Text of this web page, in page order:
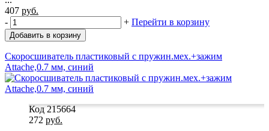
407 руб.
-
+ Перейти в корзину
Добавить в корзину
Скоросшиватель пластиковый с пружин.мех.+зажим
Attache,0.7 мм, синий
Код 215664
272 руб.